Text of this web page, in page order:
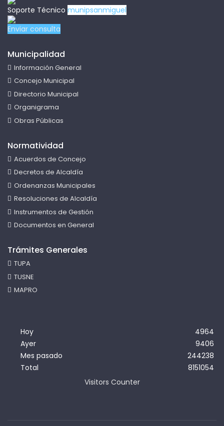
Soporte Técnico munipsanmiguel
Enviar consulta
Municipalidad
Información General
Concejo Municipal
Directorio Municipal
Organigrama
Obras Públicas
Normatividad
Acuerdos de Concejo
Decretos de Alcaldía
Ordenanzas Municipales
Resoluciones de Alcaldía
Instrumentos de Gestión
Documentos en General
Trámites Generales
TUPA
TUSNE
MAPRO
Hoy
Ayer
Mes pasado
Total
4964
9406
244238
8151054
Visitors Counter